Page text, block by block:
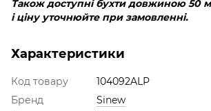
Також доступні бухти довжиною 50
і ціну уточнюйте при замовленні.
Характеристики
Код товару
104092ALP
Бренд
Sinew